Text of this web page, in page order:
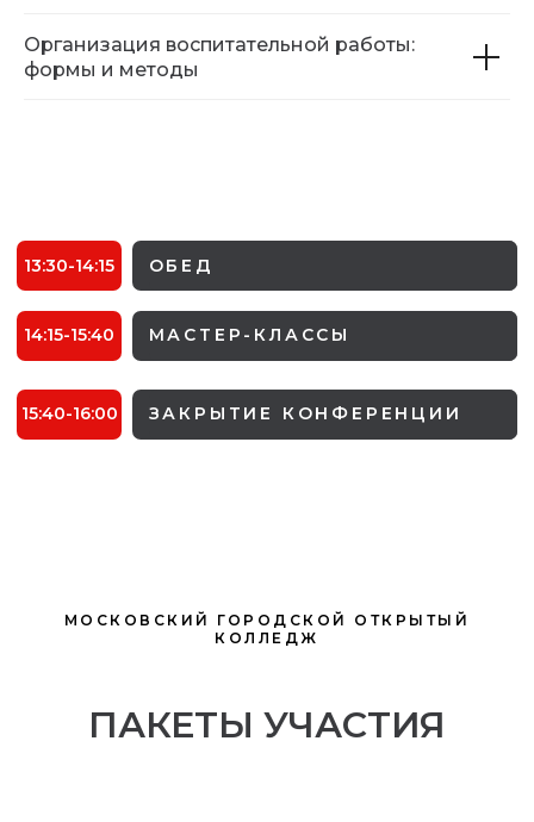
Организация воспитательной работы:
формы и методы
МОСКОВСКИЙ ГОРОДСКОЙ ОТКРЫТЫЙ
КОЛЛЕДЖ
ПАКЕТЫ УЧАСТИЯ